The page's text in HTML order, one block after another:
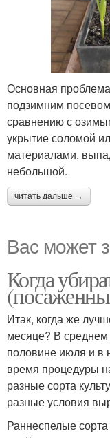
Основная
подзимним
сравнению с
укрытие соломой
материалами,
небольшой.
читать дальше →
Вас может
Когда
Итак, когда же
месяце? В
половине июля и в
время процедуры
разные сорта
разные условия
Раннеспелые